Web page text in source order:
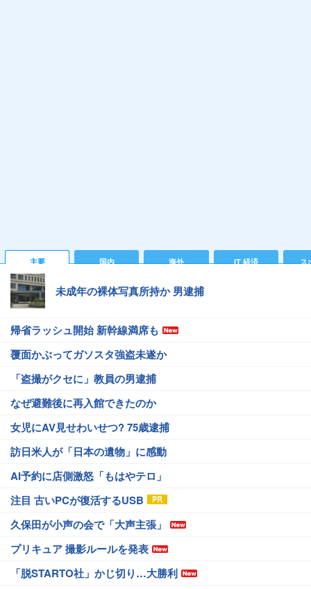
主要 国内 海外 IT 経済 ス
未成年の裸体写真所持か 男逮捕
帰省ラッシュ開始 新幹線満席も
覆面かぶってガソスタ強盗未遂か
「盗撮がクセに」教員の男逮捕
なぜ避難後に再入館できたのか
女児にAV見せわいせつ? 75歳逮捕
訪日米人が「日本の遺物」に感動
AI予約に店側激怒「もはやテロ」
注目 古いPCが復活するUSB
久保田が小声の会で「大声主張」
プリキュア 撮影ルールを発表
「脱STARTO社」かじ切り…大勝利